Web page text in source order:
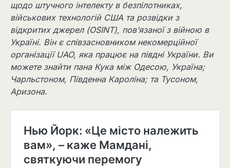
щодо штучного інтелекту в безпілотниках,
військових технологій США та розвідки з
відкритих джерел (OSINT), пов’язаної з війною в
Україні. Він є співзасновником некомерційної
організації UAO, яка працює на півдні України. Ви
можете знайти пана Кука між Одесою, Україна;
Чарльстоном, Південна Кароліна; та Тусоном,
Аризона.